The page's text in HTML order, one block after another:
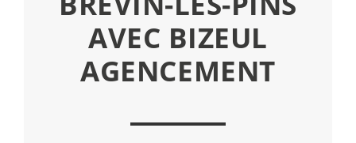
AVEC BIZEUL
AGENCEMENT